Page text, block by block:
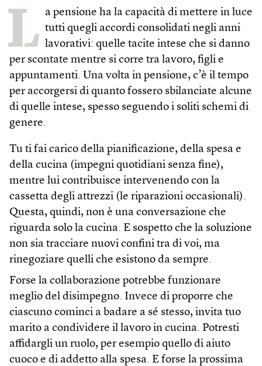
L a pensione ha la capacità di mettere in luce
tutti quegli accordi consolidati negli anni
lavorativi: quelle tacite intese che si danno
per scontate mentre si corre tra lavoro, figli e
appuntamenti. Una volta in pensione, c’è il tempo
per accorgersi di quanto fossero sbilanciate alcune
di quelle intese, spesso seguendo i soliti schemi di
genere.
Tu ti fai carico della pianificazione, della spesa e
della cucina (impegni quotidiani senza fine),
mentre lui contribuisce intervenendo con la
cassetta degli attrezzi (le riparazioni occasionali).
Questa, quindi, non è una conversazione che
riguarda solo la cucina. E sospetto che la soluzione
non sia tracciare nuovi confini tra di voi, ma
rinegoziare quelli che esistono da sempre.
Forse la collaborazione potrebbe funzionare
meglio del disimpegno. Invece di proporre che
ciascuno cominci a badare a sé stesso, invita tuo
marito a condividere il lavoro in cucina. Potresti
affidargli un ruolo, per esempio quello di aiuto
cuoco e di addetto alla spesa. E forse la prossima